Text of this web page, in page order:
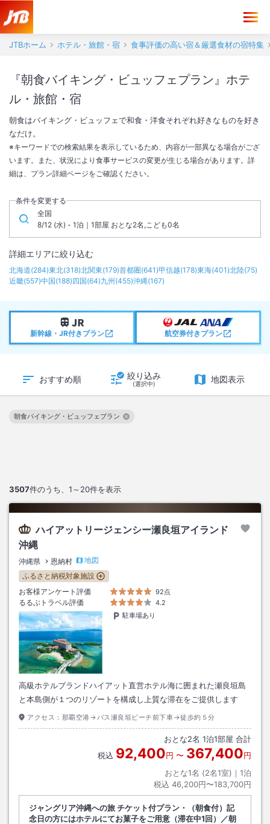
JTBホーム ホテル・旅館・宿 食事評価の高い宿＆厳選食材の宿特集
『朝食バイキング・ビュッフェプラン』ホテ
ル・旅館・宿
朝食はバイキング・ビュッフェで和食・洋食それぞれ好きなものを好き
なだけ。
※キーワードでの検索結果を表示しているため、内容が一部異なる場合がござ
います。また、状況により食事サービスの変更が生じる場合があります。詳
細は、プラン詳細ページをご確認ください。
条件を変更する
全国
8/12 (水) - 1泊｜1部屋 おとな2名,こども0名
詳細エリアに絞り込む
北海道(284)東北(318)北関東(179)首都圏(641)甲信越(178)東海(401)北陸(75)
近畿(557)中国(188)四国(64)九州 (455)沖縄(167)
新幹線・JR付きプラン 航空券付きプラン
おすすめ順 絞り込み
(選択中) 地図表示
3507件のうち、 1～20件を表示
朝食バイキング・ビュッフェプラン
この絞り込み条件を解除
ハイアットリージェンシー瀬良垣アイランド
沖縄
沖縄県 恩納村
地図
ふるさと納税対象施設
お客様アンケート評価
92点
るるぶトラベル評価
4.2
駐車場あり
高級ホテルブランドハイアット直営ホテル海に囲まれた瀬良垣島
と本島側が１つのリゾートを構成し上質な滞在をご提供します
アクセス： 那覇空港→バス瀬良垣ビーチ前下車→徒歩約５分
おとな2名 1泊1部屋 合計
税込 92,400円 〜 367,400円
おとな1名 (2名1室)｜ 1泊
税込 46,200円〜183,700円
ジャングリア沖縄への旅 チケット付プラン・（朝食付）記
念日の方にはホテルにてお菓子をご用意（滞在中1回）／朝